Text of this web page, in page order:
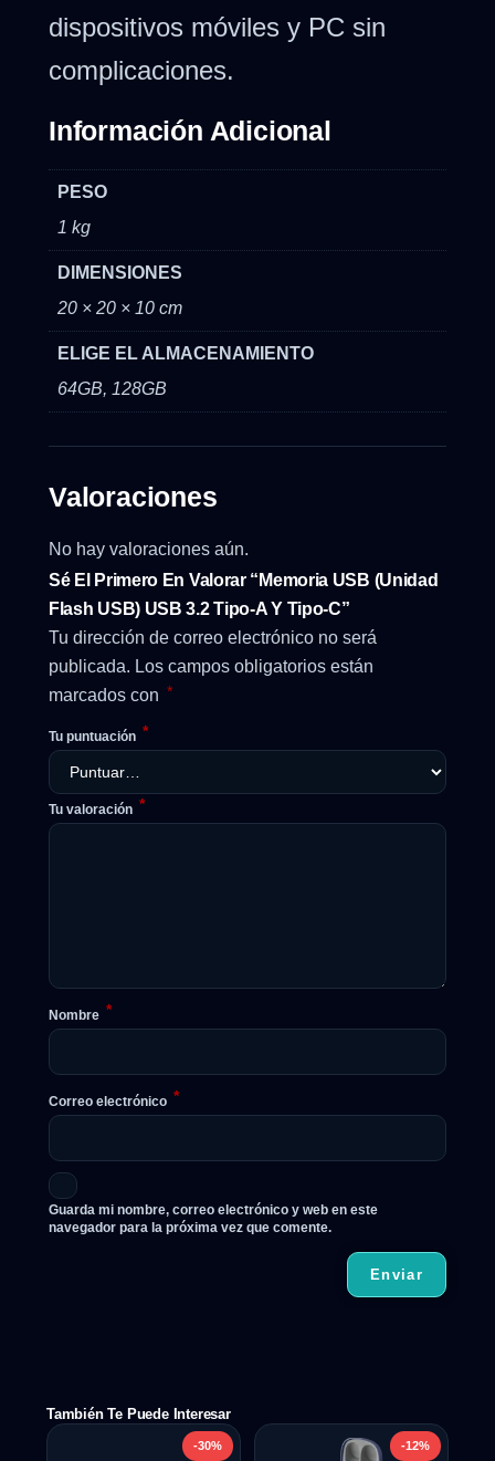
dispositivos móviles y PC sin
complicaciones.
Información Adicional
PESO
1 kg
DIMENSIONES
20 × 20 × 10 cm
ELIGE EL ALMACENAMIENTO
64GB, 128GB
Valoraciones
No hay valoraciones aún.
Sé El Primero En Valorar “Memoria USB (unidad
Flash USB) USB 3.2 Tipo-A Y Tipo-C”
Tu dirección de correo electrónico no será
publicada. Los campos obligatorios están
marcados con *
Tu puntuación *
Tu valoración *
Nombre *
Correo electrónico *
Guarda mi nombre, correo electrónico y web en este
navegador para la próxima vez que comente.
También Te Puede Interesar
-30% -12%